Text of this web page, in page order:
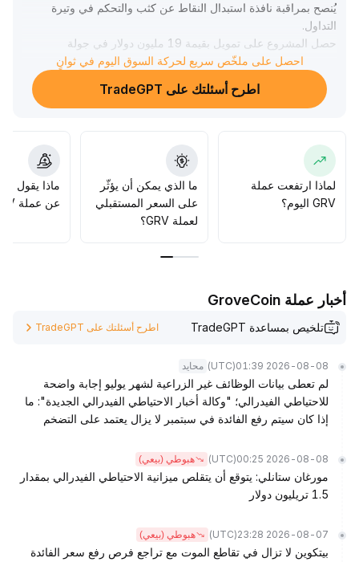
يُنصح بمراقبة نافذة استبدال النقاط عن كثب والتحكم في وتيرة
التداول.
حصل المشروع على تمويل بقيمة 19 مليون دولار في جولة
تمويل A، حيث عززت قوة المؤسسات الداعمة الأسس الجوهرية
للمشروع على المدى المتوسط والطويل، مما يجذب رؤوس
أموال ومطورين أعمق ويبني قيمة دائمة
95 دولار ودعم 0
82 دولار عدة مرات
يُنصح باتباع استراتيجية مراقبة أو مراكز صغيرة حتى يحدث
اختراق فعلي للمقاومة أو كسر للدعم، ثم زيادة المراكز بعد تأكيد
احصل على ملخّص سريع لحركة السوق اليوم في ثوانٍ
اطرح أسئلتك على TradeGPT
لماذا ارتفعت عملة
GRV اليوم؟
ما الذي يمكن أن يؤثّر
على السعر المستقبلي
لعملة GRV؟
ماذا يقول
عن عملة GRV؟
أخبار عملة GroveCoin
تلخيص بمساعدة TradeGPT اطرح أسئلتك على TradeGPT
2026-08-08 01:39
(UTC) محايد
لم تعطى بيانات الوظائف غير الزراعية لشهر يوليو إجابة واضحة
للاحتياطي الفيدرالي؛ "وكالة أخبار الاحتياطي الفيدرالي الجديدة": ما
إذا كان سيتم رفع الفائدة في سبتمبر لا يزال يعتمد على التضخم
2026-08-08 00:25
(UTC) هبوطي (بيعي)
مورغان ستانلي: يتوقع أن يتقلص ميزانية الاحتياطي الفيدرالي بمقدار
1.5 تريليون دولار
2026-08-07 23:28
(UTC) هبوطي (بيعي)
بيتكوين لا تزال في تقاطع الموت مع تراجع فرص رفع سعر الفائدة